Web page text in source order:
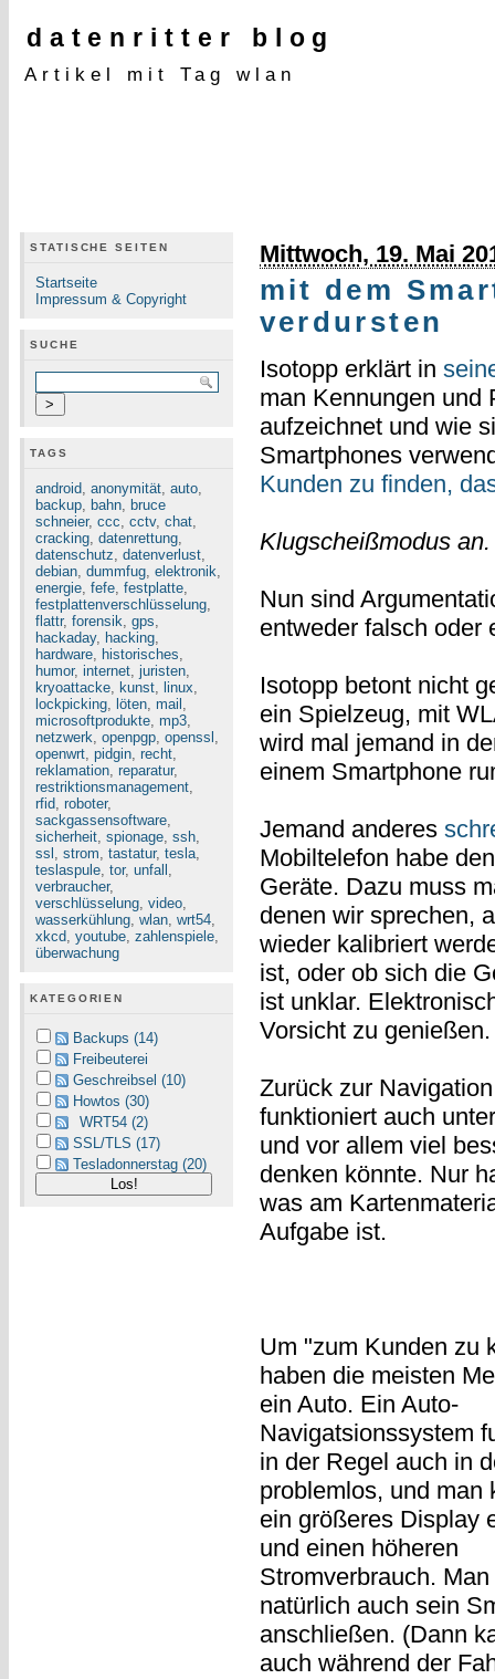
datenritter blog
Artikel mit Tag wlan
STATISCHE SEITEN
Startseite
Impressum & Copyright
SUCHE
TAGS
android, anonymität, auto,
backup, bahn, bruce
schneier, ccc, cctv, chat,
cracking, datenrettung,
datenschutz, datenverlust,
debian, dummfug, elektronik,
energie, fefe, festplatte,
festplattenverschlüsselung,
flattr, forensik, gps,
hackaday, hacking,
hardware, historisches,
humor, internet, juristen,
kryoattacke, kunst, linux,
lockpicking, löten, mail ,
microsoftprodukte, mp3,
netzwerk, openpgp, openssl ,
openwrt, pidgin, recht,
reklamation, reparatur,
restriktionsmanagement,
rfid, roboter,
sackgassensoftware,
sicherheit, spionage, ssh,
ssl , strom, tastatur, tesla,
teslaspule, tor, unfall ,
verbraucher,
verschlüsselung, video,
wasserkühlung, wlan, wrt54,
xkcd, youtube, zahlenspiele,
überwachung
KATEGORIEN
Backups (14)
Freibeuterei
Geschreibsel (10)
Howtos (30)
WRT54 (2)
SSL/TLS (17)
Tesladonnerstag (20)
Mittwoch, 19. Mai
mit dem
verdursten
Isotopp erklärt in
man Kennungen und
aufzeichnet und wie
Smartphones
Kunden zu finden,
Klugscheißmodus an.
Nun sind
entweder falsch
Isotopp betont nicht
ein Spielzeug, mit
wird mal jemand in
einem Smartphone
Jemand anderes
Mobiltelefon habe
Geräte. Dazu muss
denen wir sprechen,
wieder kalibriert
ist, oder ob sich die
ist unklar.
Vorsicht zu genießen.
Zurück zur
funktioniert auch
und vor allem viel
denken könnte. Nur
was am
Aufgabe ist.
Um "zum Kunden zu
haben die meisten
ein Auto. Ein Auto-
Navigatsionssystem
in der Regel auch in
problemlos, und man
ein größeres Display
und einen höheren
Stromverbrauch. Man
natürlich auch sein
anschließen. (Dann
auch während der